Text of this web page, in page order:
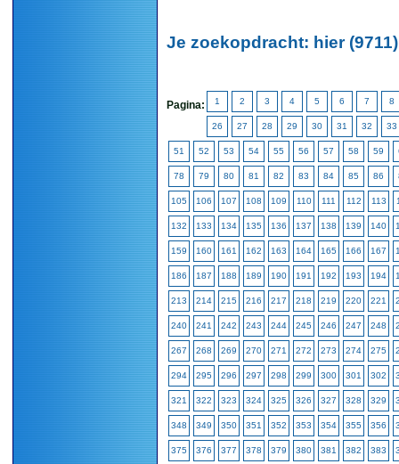
Je zoekopdracht: hier (9711)
Pagina: 1 2 3 4 5 6 7 8
26 27 28 29 30 31 32 33
51 52 53 54 55 56 57 58 59
78 79 80 81 82 83 84 85 86
105 106 107 108 109 110 111 112 113
132 133 134 135 136 137 138 139 140
159 160 161 162 163 164 165 166 167
186 187 188 189 190 191 192 193 194
213 214 215 216 217 218 219 220 221
240 241 242 243 244 245 246 247 248
267 268 269 270 271 272 273 274 275
294 295 296 297 298 299 300 301 302
321 322 323 324 325 326 327 328 329
348 349 350 351 352 353 354 355 356
375 376 377 378 379 380 381 382 383